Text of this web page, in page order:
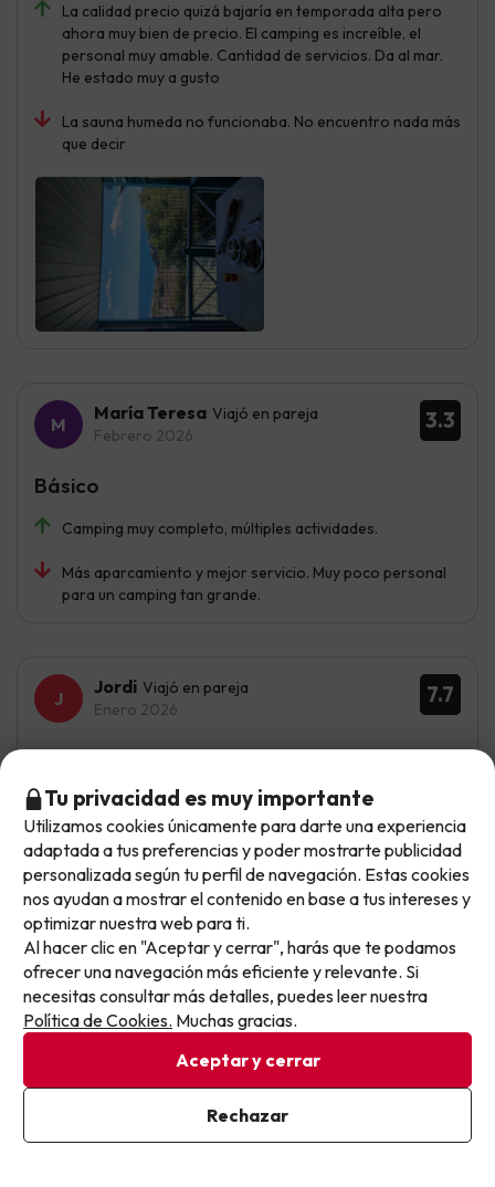
La calidad precio quizá bajaría en temporada alta pero
ahora muy bien de precio. El camping es increíble, el
personal muy amable. Cantidad de servicios. Da al mar.
He estado muy a gusto
La sauna humeda no funcionaba. No encuentro nada más
que decir
3.3
María Teresa Viajó en pareja
Febrero 2026
Camping muy completo, múltiples actividades.
Más aparcamiento y mejor servicio. Muy poco personal
para un camping tan grande.
Básico
7.7
Jordi Viajó en pareja
Enero 2026
Bungalows muy bien con todo lo que uno necesita
Las indicaciones para llegar al bungalow.
8.3
Rafa
Viajó en familia
Octubre 2025
Estuve en cabaña Bellavista y como dice las vistas son
No me justo que hay no tienes parking cerca de la casa y
hay que estuve entresemana no funciona el tren que
Muy bien
No llegas tarde: llegas al siguiente.
Este chollo ya ha caducado, pero cada día lanzamos
nuevas oportunidades para viajar mejor y pagar
menos.
Apúntate y que el próximo no se te escape.
Pon tu mejor e-mail
Ya estoy suscrito
Al suscribirte, confirmas haber leído y estar de acuerdo con la
Tu privacidad es muy importante
Utilizamos cookies únicamente para darte una experiencia
adaptada a tus preferencias y poder mostrarte publicidad
personalizada según tu perfil de navegación. Estas cookies
nos ayudan a mostrar el contenido en base a tus intereses y
optimizar nuestra web para ti.
Al hacer clic en "Aceptar y cerrar", harás que te podamos
ofrecer una navegación más eficiente y relevante. Si
necesitas consultar más detalles, puedes leer nuestra
Política de Cookies. Muchas gracias.
Aceptar y cerrar
Rechazar